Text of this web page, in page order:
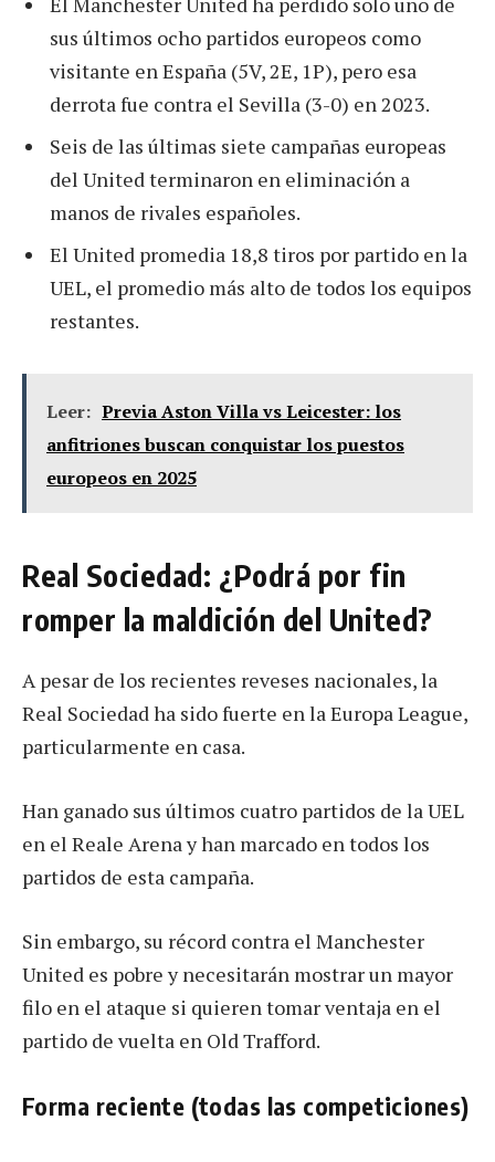
sus últimos ocho partidos europeos como
visitante en España (5V, 2E, 1P), pero esa
derrota fue contra el Sevilla (3-0) en 2023.
Seis de las últimas siete campañas europeas
del United terminaron en eliminación a
manos de rivales españoles.
El United promedia 18,8 tiros por partido en la
UEL, el promedio más alto de todos los equipos
restantes.
Leer: Previa Aston Villa vs Leicester: los
anfitriones buscan conquistar los puestos
europeos en 2025
Real Sociedad: ¿Podrá por fin
romper la maldición del United?
A pesar de los recientes reveses nacionales, la
Real Sociedad ha sido fuerte en la Europa League,
particularmente en casa.
Han ganado sus últimos cuatro partidos de la UEL
en el Reale Arena y han marcado en todos los
partidos de esta campaña.
Sin embargo, su récord contra el Manchester
United es pobre y necesitarán mostrar un mayor
filo en el ataque si quieren tomar ventaja en el
partido de vuelta en Old Trafford.
Forma reciente (todas las competiciones)